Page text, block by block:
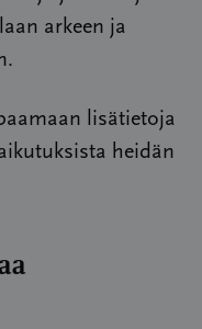
arkeen ja
lisätietoja
heidän